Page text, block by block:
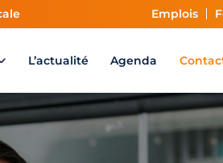
Emplois
L’actualité Agenda